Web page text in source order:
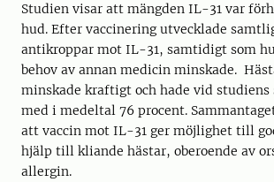
Studien visar att mängden IL-31 var
hud. Efter vaccinering utvecklade
antikroppar mot IL-31, samtidigt som
behov av annan medicin minskade.
minskade kraftigt och hade vid
med i medeltal 76 procent.
att vaccin mot IL-31 ger möjlighet till
hjälp till kliande hästar, oberoende av
allergin.